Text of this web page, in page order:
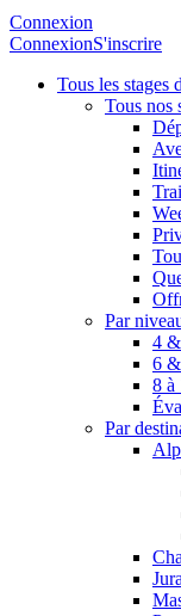
Connexion
ConnexionS'inscrire
Tous les stages
Tous nos
Par
4
6
8 à
Par
Jura